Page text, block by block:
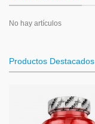
No hay artículos
Productos Destacados